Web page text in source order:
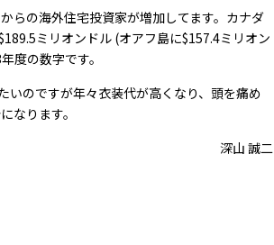
らの海外住宅投資家が増加してます。カナダ
ミリオンドル (オアフ島に$157.4ミリオン
度の数字です。
のですが年々衣装代が高くなり、頭を痛め
なります。
深山 誠二